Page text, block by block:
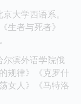
大学西语系。
生者与死者》
滨外语学院俄
规律》《克罗什
女人》《马特洛